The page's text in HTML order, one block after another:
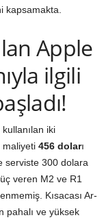
kapsamakta.
Apple
ilgili
kullanılan iki
maliyeti 456 doları
serviste 300 dolara
veren M2 ve R1
Kısacası Ar-
pahalı ve yüksek